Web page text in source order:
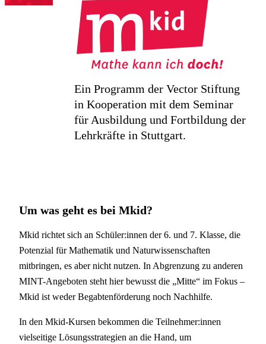
Ein Programm der Vector Stiftung
in Kooperation mit dem Seminar
für Ausbildung und Fortbildung der
Lehrkräfte in Stuttgart.
Um was geht es bei Mkid?
Mkid richtet sich an Schüler:innen der 6. und 7. Klasse, die
Potenzial für Mathematik und Naturwissenschaften
mitbringen, es aber nicht nutzen. In Abgrenzung zu anderen
MINT-Angeboten steht hier bewusst die „Mitte“ im Fokus –
Mkid ist weder Begabtenförderung noch Nachhilfe.
In den Mkid-Kursen bekommen die Teilnehmer:innen
vielseitige Lösungsstrategien an die Hand, um